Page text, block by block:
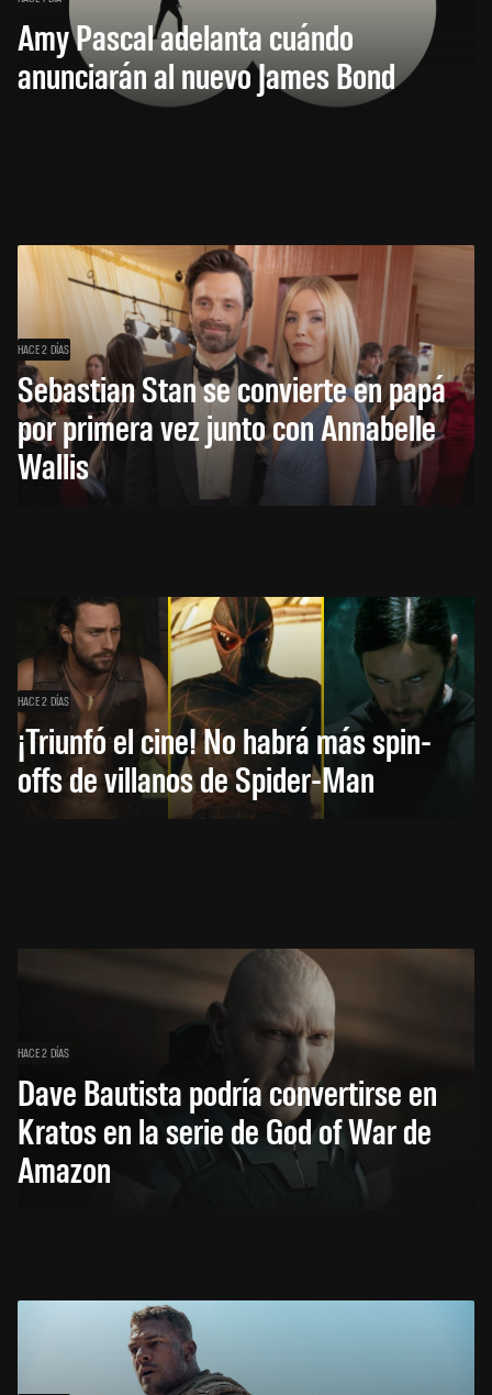
Amy Pascal adelanta cuándo
anunciarán al nuevo James Bond
HACE 2 DÍAS
Sebastian Stan se convierte en papá
por primera vez junto con Annabelle
Wallis
HACE 2 DÍAS
¡Triunfó el cine! No habrá más spin-
offs de villanos de Spider-Man
HACE 2 DÍAS
Dave Bautista podría convertirse en
Kratos en la serie de God of War de
Amazon